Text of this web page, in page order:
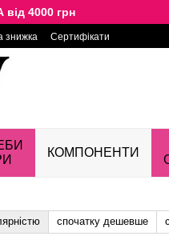
4000 грн
знижка Сертифікати
КОМПОНЕНТИ
спочатку дешевше